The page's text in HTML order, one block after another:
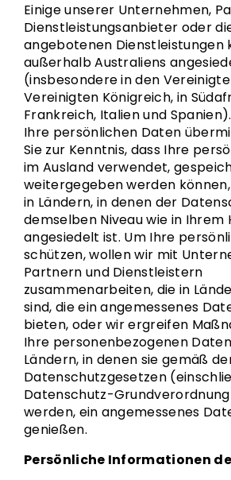
Einige unserer Unternehmen,
Dienstleistungsanbieter oder
angebotenen Dienstleistungen
außerhalb Australiens
(insbesondere in den
Vereinigten Königreich, in
Frankreich, Italien und
Ihre persönlichen Daten
Sie zur Kenntnis, dass Ihre
im Ausland verwendet,
weitergegeben werden
in Ländern, in denen der
demselben Niveau wie in Ihrem
angesiedelt ist. Um Ihre
schützen, wollen wir mit
Partnern und Dienstleistern
zusammenarbeiten, die in
sind, die ein angemessenes
bieten, oder wir ergreifen
Ihre personenbezogenen
Ländern, in denen sie gemäß
Datenschutzgesetzen
Datenschutz-
werden, ein angemessenes
genießen.
Persönliche Informationen